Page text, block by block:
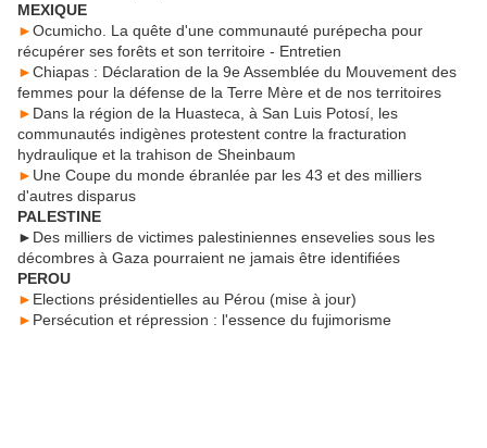
MEXIQUE
►Ocumicho. La quête d'une communauté purépecha pour
récupérer ses forêts et son territoire - Entretien
►Chiapas : Déclaration de la 9e Assemblée du Mouvement des
femmes pour la défense de la Terre Mère et de nos territoires
► Dans la région de la Huasteca, à San Luis Potosí, les
communautés indigènes protestent contre la fracturation
hydraulique et la trahison de Sheinbaum
► Une Coupe du monde ébranlée par les 43 et des milliers
d'autres disparus
PALESTINE
►Des milliers de victimes palestiniennes ensevelies sous les
décombres à Gaza pourraient ne jamais être identifiées
PEROU
► Elections présidentielles au Pérou (mise à jour)
► Persécution et répression : l'essence du fujimorisme